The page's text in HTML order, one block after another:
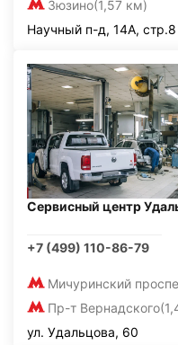
Зюзино(1,57 км)
Научный п-д, 14А, стр.8
Сервисный центр
+7 (499) 110-86-79
Мичуринский
Пр-т Вернадского
ул. Удальцова, 60